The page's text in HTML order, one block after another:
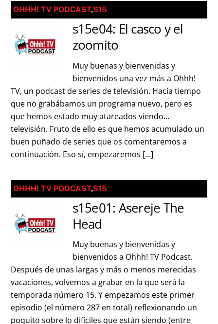
OHHH! TV PODCAST,S15
s15e04: El casco y el
zoomito
Muy buenas y bienvenidas y
bienvenidos una vez más a Ohhh!
TV, un podcast de series de televisión. Hacía tiempo
que no grabábamos un programa nuevo, pero es
que hemos estado muy atareados viendo…
televisión. Fruto de ello es que hemos acumulado un
buen puñado de series que os comentaremos a
continuación. Eso sí, empezaremos […]
OHHH! TV PODCAST,S15
s15e01: Asereje The
Head
Muy buenas y bienvenidas y
bienvenidos a Ohhh! TV Podcast.
Después de unas largas y más o menos merecidas
vacaciones, volvemos a grabar en la que será la
temporada número 15. Y empezamos este primer
episodio (el número 287 en total) reflexionando un
poquito sobre lo difíciles que están siendo (entre